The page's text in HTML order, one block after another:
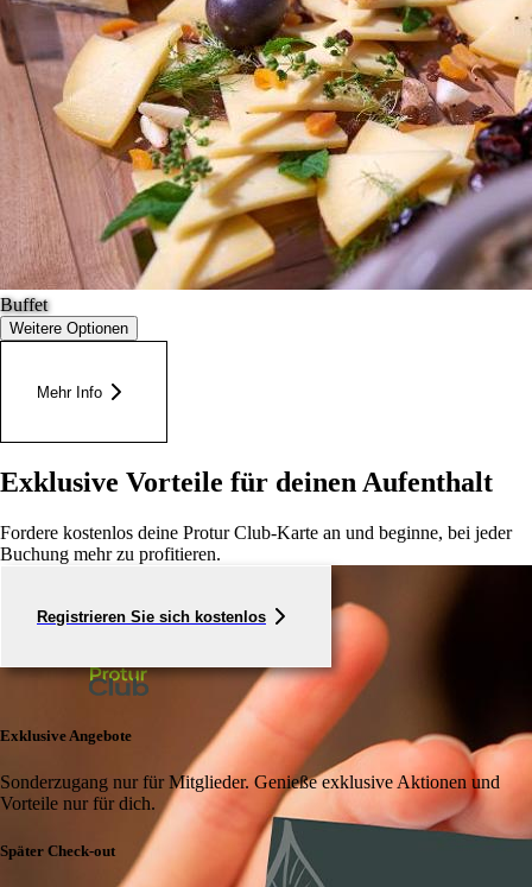
Buffet
Weitere Optionen
Mehr Info
Exklusive Vorteile für deinen Aufenthalt
Fordere kostenlos deine Protur Club-Karte an und beginne, bei jeder
Buchung mehr zu profitieren.
Registrieren Sie sich kostenlos
Exklusive Angebote
Sonderzugang nur für Mitglieder. Genieße exklusive Aktionen und
Vorteile nur für dich.
Später Check-out